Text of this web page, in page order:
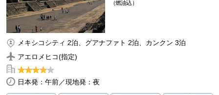
（燃油込）
メキシコシティ 2泊、グアナファト 2泊、カンクン 3泊
アエロメヒコ(指定)
日本発：午前／現地発：夜